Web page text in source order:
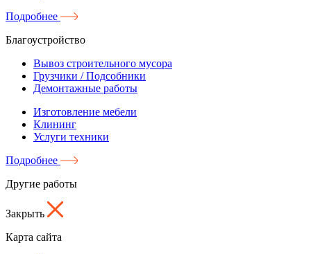
Подробнее
Благоустройство
Вывоз строительного мусора
Грузчики / Подсобники
Демонтажные работы
Изготовление мебели
Клининг
Услуги техники
Подробнее
Другие работы
Закрыть
Карта сайта